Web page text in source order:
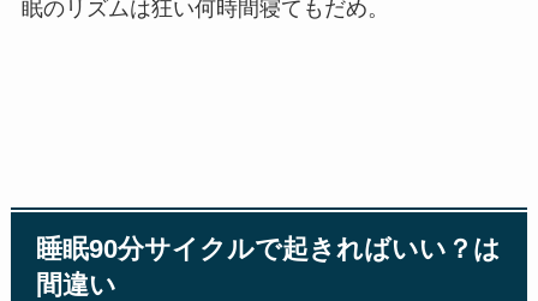
眠のリズムは狂い何時間寝てもだめ。
睡眠90分サイクルで起きればいい？は
間違い